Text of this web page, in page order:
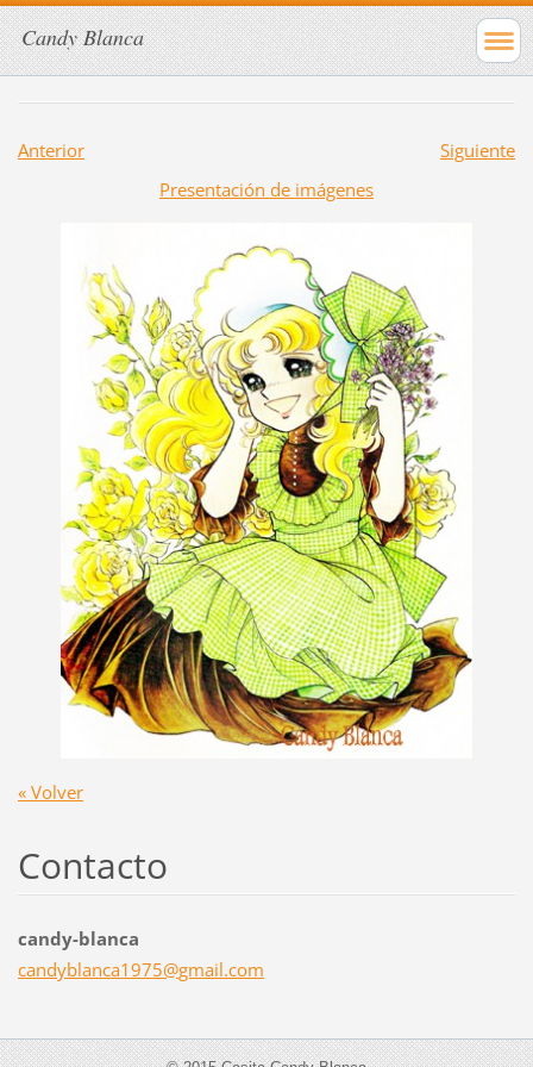
Candy Blanca
Anterior
Siguiente
Presentación de imágenes
« Volver
Contacto
candy-blanca
candyblanca1975@gmail.com